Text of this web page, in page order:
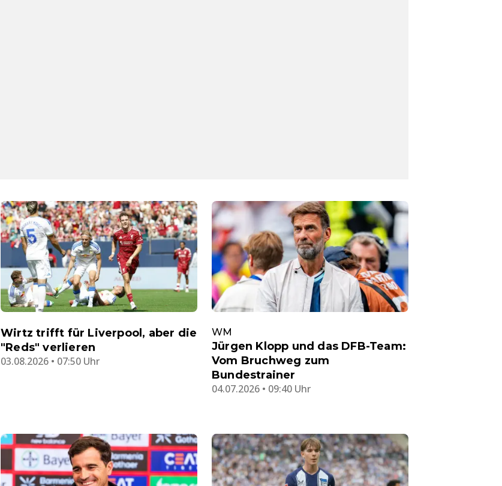
Wirtz trifft für Liverpool, aber die
"Reds" verlieren
03.08.2026 • 07:50 Uhr
WM
Jürgen Klopp und das DFB-Team:
Vom Bruchweg zum
Bundestrainer
04.07.2026 • 09:40 Uhr